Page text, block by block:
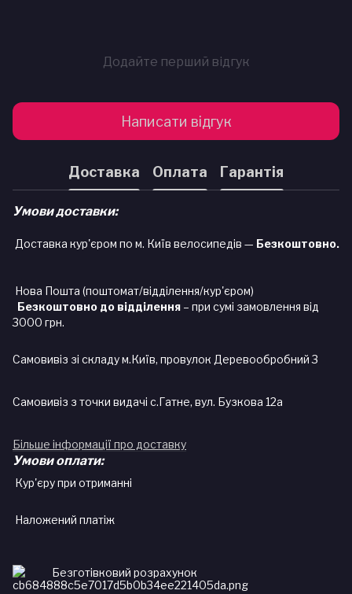
Додайте перший відгук
Написати відгук
Доставка Оплата Гарантія
Умови доставки:
Доставка кур'єром по м. Київ велосипедів — Безкоштовно.
Нова Пошта (поштомат/відділення/кур'єром)
Безкоштовно до відділення – при сумі замовлення від
3000 грн.
Самовивіз зі складу м.Київ, провулок Деревообробний 3
Самовивіз з точки видачі с.Гатне, вул. Бузкова 12а
Більше інформації про доставку
Умови оплати:
Кур'єру при отриманні
Наложений платіж
Безготівковий розрахунок